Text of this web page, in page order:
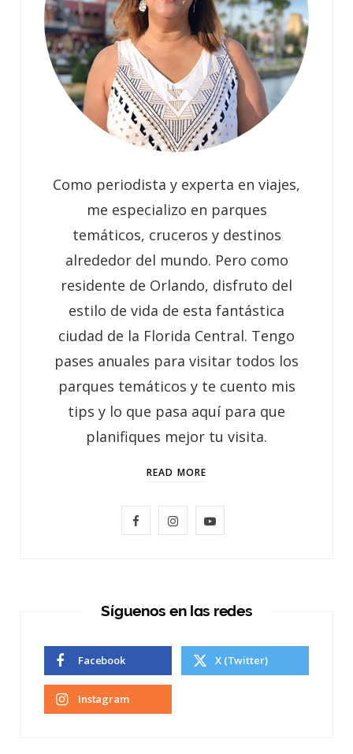
Como periodista y experta en viajes,
me especializo en parques
temáticos, cruceros y destinos
alrededor del mundo. Pero como
residente de Orlando, disfruto del
estilo de vida de esta fantástica
ciudad de la Florida Central. Tengo
pases anuales para visitar todos los
parques temáticos y te cuento mis
tips y lo que pasa aquí para que
planifiques mejor tu visita.
READ MORE
F
e
I
t
Y
T
b
Síguenos en las redes
Facebook X (Twitter)
Instagram